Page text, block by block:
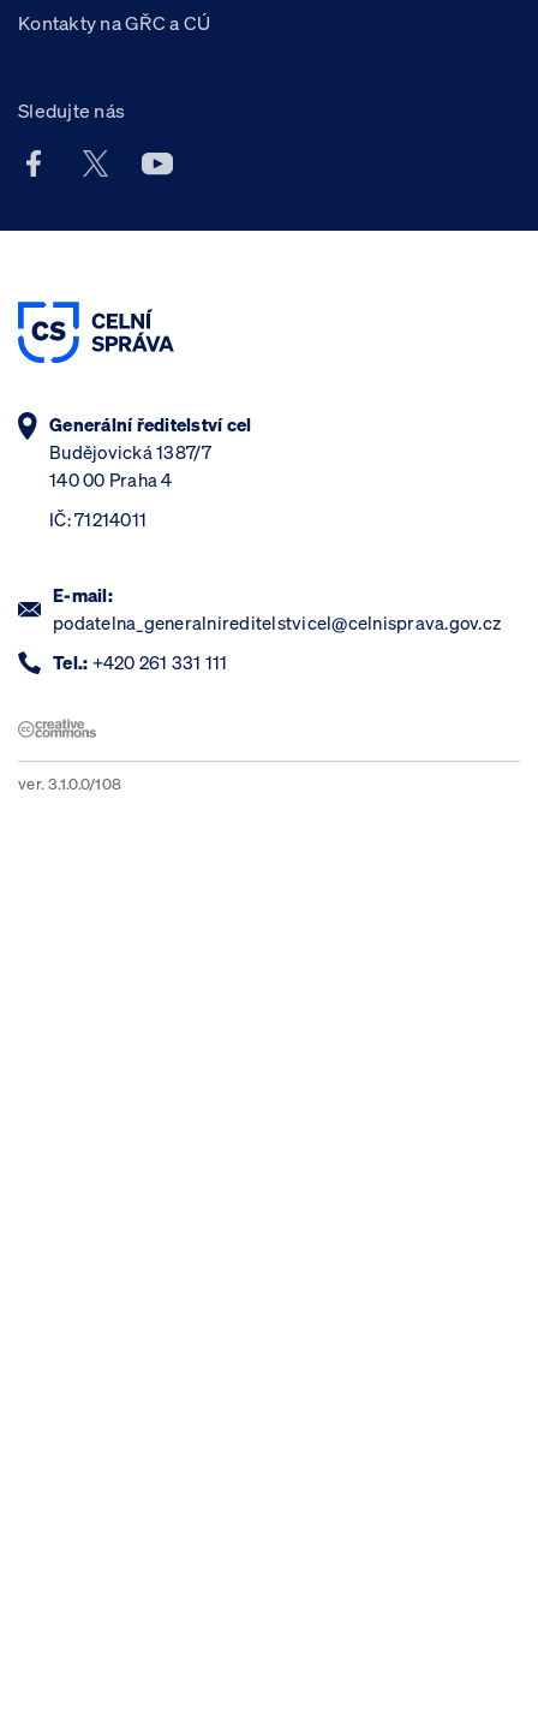
Kontakty na GŘC a CÚ
Sledujte nás
Facebook účet Celní správy ČR
X účet Celní správy ČR
Youtube účet Celní správy ČR
Generální ředitelství cel
Budějovická 1387/7
140 00 Praha 4
IČ: 71214011
E-mail:
podatelna_generalnireditelstvicel@celnisprava.gov.cz
Tel.: +420 261 331 111
ver. 3.1.0.0/108